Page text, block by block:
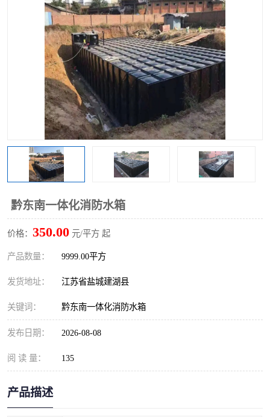
黔东南一体化消防水箱
价格： 350.00 元/平方 起
产品数量： 9999.00平方
发货地址： 江苏省盐城建湖县
关键词： 黔东南一体化消防水箱
发布日期： 2026-08-08
阅 读 量： 135
产品描述